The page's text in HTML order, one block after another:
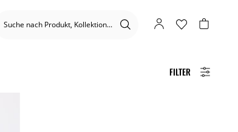
FILTER